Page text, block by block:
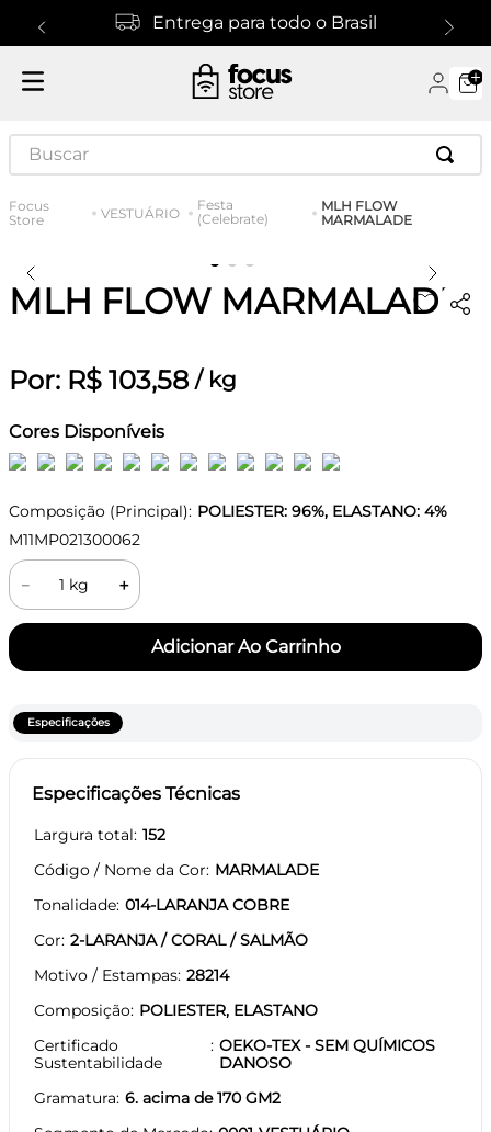
Entrega para todo o Brasil
Buscar
VESTUÁRIO
Festa
(Celebrate)
MLH FLOW
MARMALADE
MLH FLOW MARMALADE
Por: R$ 103,58 / kg
Cores Disponíveis
Composição (Principal): POLIESTER: 96%, ELASTANO: 4%
M11MP021300062
＋
－
Especificações
Especificações Técnicas
Largura total 152
Código / Nome da Cor MARMALADE
Tonalidade 014-LARANJA COBRE
Cor 2-LARANJA / CORAL / SALMÃO
Motivo / Estampas 28214
Composição POLIESTER, ELASTANO
Certificado
Sustentabilidade
OEKO-TEX - SEM QUÍMICOS
DANOSO
Gramatura 6. acima de 170 GM2